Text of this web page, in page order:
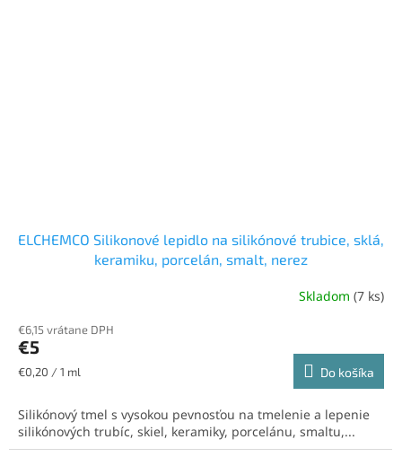
ELCHEMCO Silikonové lepidlo na silikónové trubice, sklá,
keramiku, porcelán, smalt, nerez
Skladom (7 ks)
€6,15 vrátane DPH
€5
Jednotková
€0,20 / 1 ml Do košíka
Silikónový tmel s vysokou pevnosťou na tmelenie a lepenie
silikónových trubíc, skiel, keramiky, porcelánu, smaltu,...